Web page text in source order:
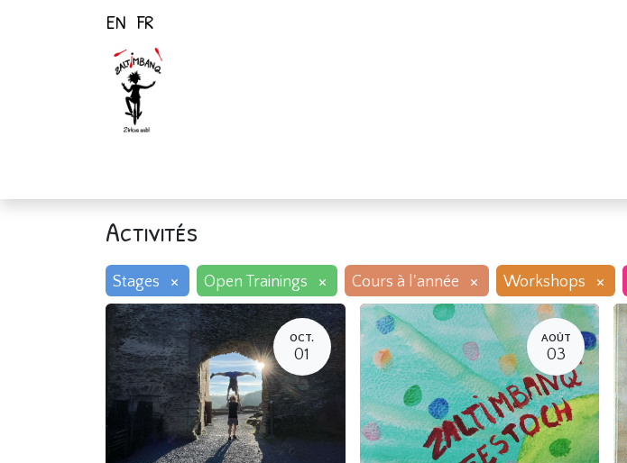
EN FR
Activités
Stages × Open Trainings × Cours à l'année × Workshops ×
OCT.
01
AOÛT
03